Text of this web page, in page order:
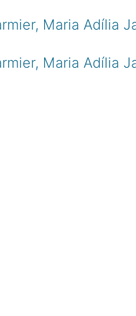
Maria Adília
Maria Adília